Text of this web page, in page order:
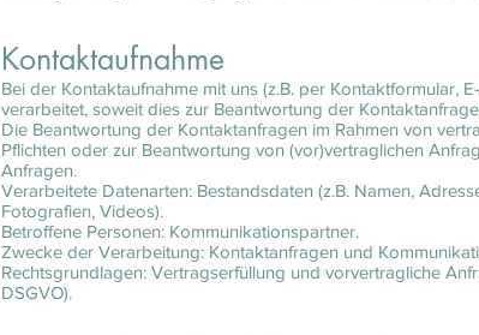
Kontaktaufnahme
Bei der Kontaktaufnahme mit uns (z.B. per Kontaktformular,
verarbeitet, soweit dies zur Beantwortung der
Die Beantwortung der Kontaktanfragen im Rahmen von
Pflichten oder zur Beantwortung von (vor)vertraglichen
Anfragen.
Verarbeitete Datenarten: Bestandsdaten (z.B. Namen,
Fotografien, Videos).
Betroffene Personen: Kommunikationspartner.
Zwecke der Verarbeitung: Kontaktanfragen und
Rechtsgrundlagen: Vertragserfüllung und vorvertragliche
DSGVO).